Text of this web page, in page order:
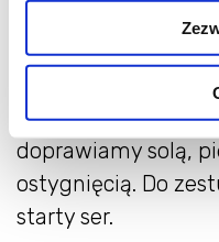
kostkę. Na patelni
dodajemy cebulę.
dodajemy
pokrojone kurki.
doprawiamy solą,
ostygnięcią. Do
starty ser.